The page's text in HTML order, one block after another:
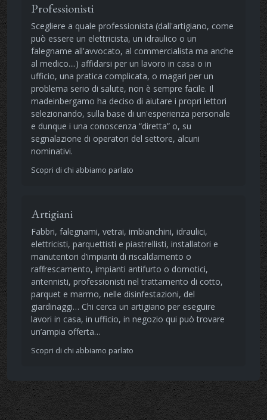
Professionisti
Scegliere a quale professionista (dall'artigiano, come
può essere un elettricista, un idraulico o un
falegname all'avvocato, al commercialista ma anche
al medico....) affidarsi per un lavoro in casa o in
ufficio, una pratica complicata, o magari per un
problema serio di salute, non è sempre facile. Il
madeinbergamo ha deciso di aiutare i propri lettori
selezionando, sulla base di un'esperienza personale
e dunque i una conoscenza “diretta” o, su
segnalazione di operatori del settore, alcuni
nominativi.
Scopri di chi abbiamo parlato
Artigiani
Fabbri, falegnami, vetrai, imbianchini, idraulici,
elettricisti, parquettisti e piastrellisti, installatori e
manutentori d’impianti di riscaldamento o
raffrescamento, impianti antifurto o domotici,
antennisti, professionisti nel trattamento di cotto,
parquet e marmo, nelle disinfestazioni, del
giardinaggi… Chi cerca un artigiano per eseguire
lavori in casa, in ufficio, in negozio qui può trovare
un’ampia offerta…
Scopri di chi abbiamo parlato